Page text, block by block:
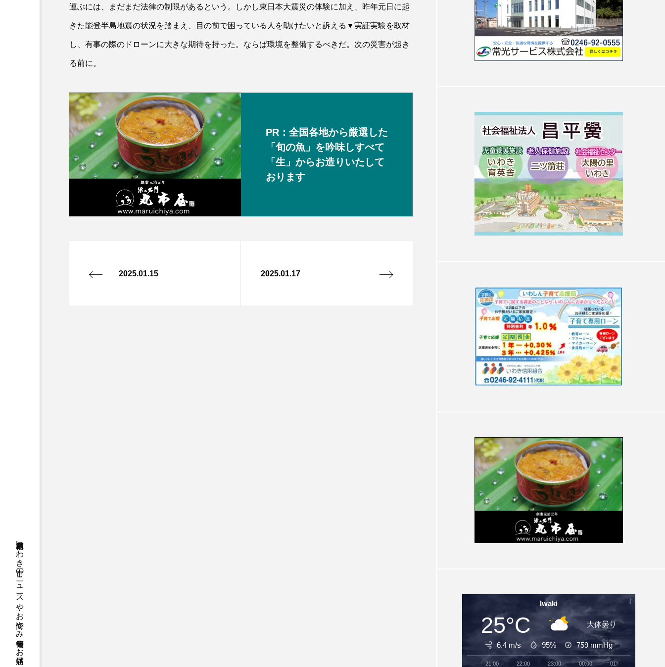
福島県いわき市のニュースやお悔やみ情報等をお届け
運ぶには、まだまだ法律の制限があるという。しかし東日本大震災の体験に加え、昨年元日に起
きた能登半島地震の状況を踏まえ、目の前で困っている人を助けたいと訴える▼実証実験を取材
し、有事の際のドローンに大きな期待を持った。ならば環境を整備するべきだ。次の災害が起き
る前に。
PR：全国各地から厳選した
「旬の魚」を吟味しすべて
「生」からお造りいたして
おります
2025.01.15 2025.01.17
Iwaki
25°C 大体曇り
6.4 m/s 95% 759 mmHg
21:00 22:00 23:00 00:00 01:00